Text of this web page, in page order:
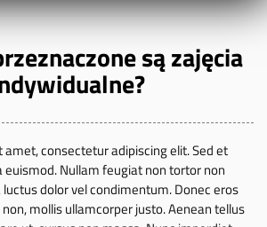
są zajęcia
consectetur adipiscing elit. Sed et
euismod. Nullam feugiat non tortor non
dolor vel condimentum. Donec eros
mollis ullamcorper justo. Aenean tellus